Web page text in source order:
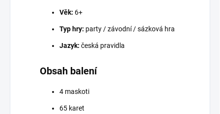
Věk: 6+
Typ hry: party / závodní / sázková hra
Jazyk: česká pravidla
Obsah balení
4 maskoti
65 karet